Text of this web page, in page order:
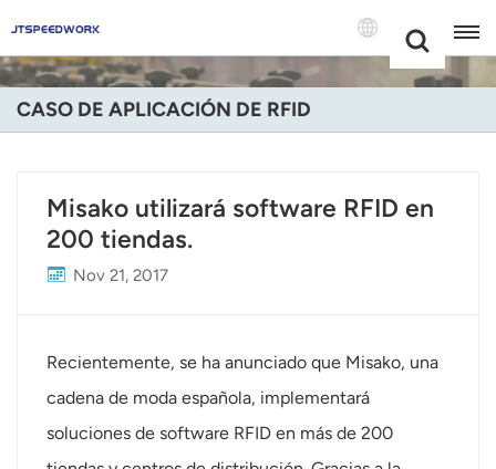
+86 -18681515767
English
Português
CASO DE APLICACIÓN DE RFID
Misako utilizará software RFID en
200 tiendas.
Nov 21, 2017
Recientemente, se ha anunciado que Misako, una
cadena de moda española, implementará
soluciones de software RFID en más de 200